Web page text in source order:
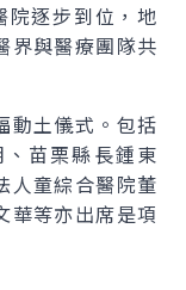
院逐步到位，地
界與醫療團隊共
動土儀式。包括
苗栗縣長鍾東
人童綜合醫院董
華等亦出席是項